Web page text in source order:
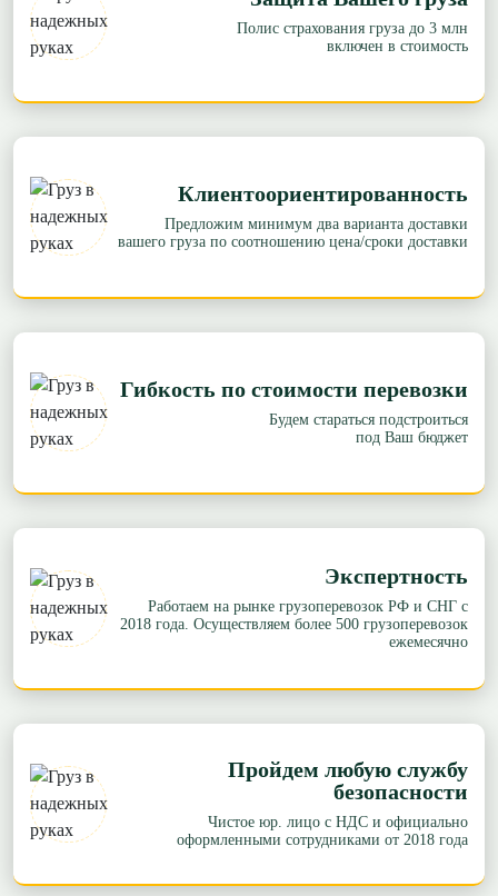
Полис страхования груза до 3 млн
включен в стоимость
Клиентоориентированность
Предложим минимум два варианта доставки
вашего груза по соотношению цена/сроки доставки
Гибкость по стоимости перевозки
Будем стараться подстроиться
под Ваш бюджет
Экспертность
Работаем на рынке грузоперевозок РФ и СНГ с
2018 года. Осуществляем более 500 грузоперевозок
ежемесячно
Пройдем любую службу
безопасности
Чистое юр. лицо с НДС и официально
оформленными сотрудниками от 2018 года